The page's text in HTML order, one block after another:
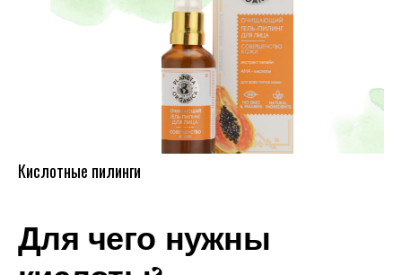
Кислотные пилинги
Для чего нужны